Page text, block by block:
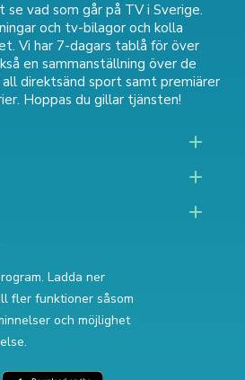
vad som går på TV i Sverige.
och tv-bilagor och kolla
Vi har 7-dagars tablå för över
en sammanställning över de
all direktsänd sport samt premiärer
. Hoppas du gillar tjänsten!
Ladda ner
fler funktioner såsom
och möjlighet